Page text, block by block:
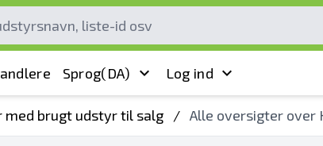
Sprog(DA) Log ind
med brugt udstyr til salg / Alle oversigter over